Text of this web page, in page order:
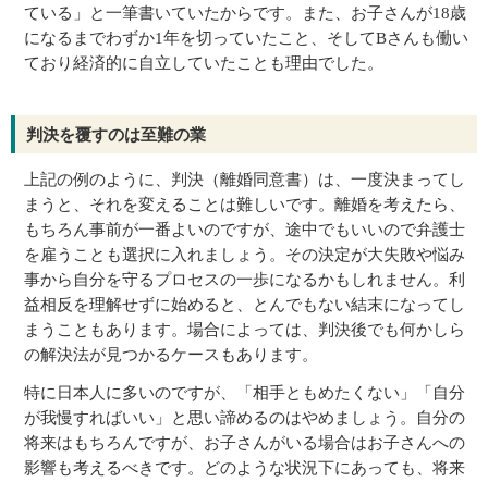
ている」と一筆書いていたからです。また、お子さんが18歳
になるまでわずか1年を切っていたこと、そしてBさんも働い
ており経済的に自立していたことも理由でした。
判決を覆すのは至難の業
上記の例のように、判決（離婚同意書）は、一度決まってし
まうと、それを変えることは難しいです。離婚を考えたら、
もちろん事前が一番よいのですが、途中でもいいので弁護士
を雇うことも選択に入れましょう。その決定が大失敗や悩み
事から自分を守るプロセスの一歩になるかもしれません。利
益相反を理解せずに始めると、とんでもない結末になってし
まうこともあります。場合によっては、判決後でも何かしら
の解決法が見つかるケースもあります。
特に日本人に多いのですが、「相手ともめたくない」「自分
が我慢すればいい」と思い諦めるのはやめましょう。自分の
将来はもちろんですが、お子さんがいる場合はお子さんへの
影響も考えるべきです。どのような状況下にあっても、将来